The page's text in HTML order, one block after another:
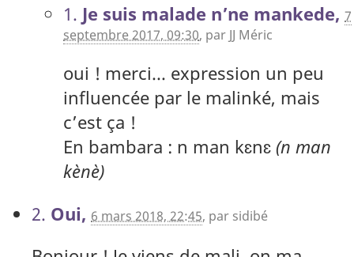
1. Je suis malade n’ne mankede, 7
septembre 2017, 09:30, par JJ Méric
oui ! merci... expression un peu
influencée par le malinké, mais
c’est ça !
En bambara : n man kɛnɛ(n man
kènè)
2. Oui, 6 mars 2018, 22:45, par sidibé